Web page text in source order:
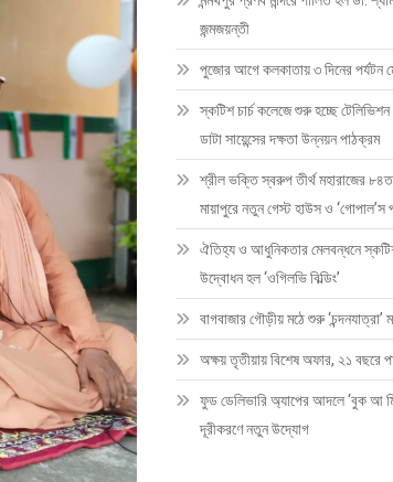
জন্মজয়ন্তী
পুজোর আগে কলকাতায় ৩ দিনের পর্যটন
স্কটিশ চার্চ কলেজে শুরু হচ্ছে টেলিভিশন
ডাটা সায়েন্সের দক্ষতা উন্নয়ন পাঠক্রম
শ্রীল ভক্তি স্বরুপ তীর্থ মহারাজের
মায়াপুরে নতুন গেস্ট হাউস ও
ঐতিহ্য ও আধুনিকতার মেলবন্ধনে
উদ্বোধন হল ‘ওগিলভি বিল্ডিং’
বাগবাজার গৌড়ীয় মঠে শুরু ‘চন্দনযাত্রা’
অক্ষয় তৃতীয়ায় বিশেষ অফার, ২১ বছরে
ফুড ডেলিভারি অ্যাপের আদলে ‘বুক আ
দূরীকরণে নতুন উদ্যোগ